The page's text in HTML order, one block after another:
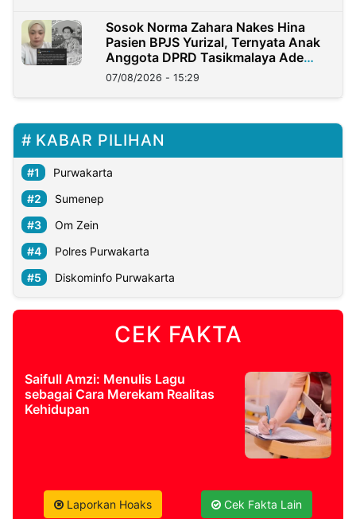
Sosok Norma Zahara Nakes Hina
Pasien BPJS Yurizal, Ternyata Anak
Anggota DPRD Tasikmalaya Ade
Lukman
07/08/2026 - 15:29
KABAR PILIHAN
Purwakarta
Sumenep
Om Zein
Polres Purwakarta
Diskominfo Purwakarta
CEK FAKTA
Saifull Amzi: Menulis Lagu
sebagai Cara Merekam Realitas
Kehidupan
Laporkan Hoaks Cek Fakta Lain